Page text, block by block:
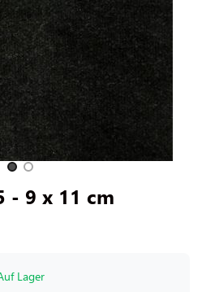
- 9 x 11 cm
Lager